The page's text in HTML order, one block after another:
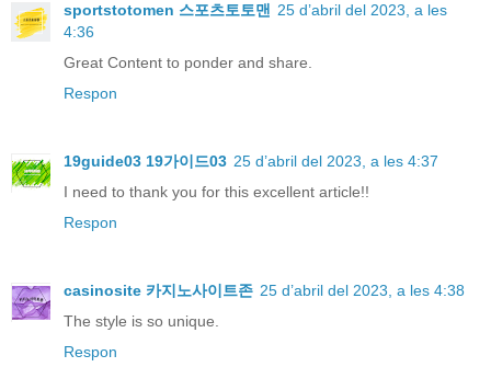
sportstotomen 스포츠토토맨 25 d’abril del 2023, a les
4:36
Great Content to ponder and share.
Respon
19guide03 19가이드03 25 d’abril del 2023, a les 4:37
I need to thank you for this excellent article!!
Respon
casinosite 카지노사이트존 25 d’abril del 2023, a les 4:38
The style is so unique.
Respon